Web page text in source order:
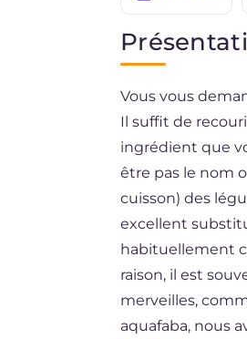
Vous vous
Il suffit de
ingrédient que
être pas le nom
cuisson) des
excellent
habituellement
raison, il est
merveilles,
aquafaba, nous